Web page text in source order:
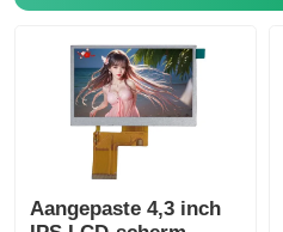
Aangepaste 4,3 inch